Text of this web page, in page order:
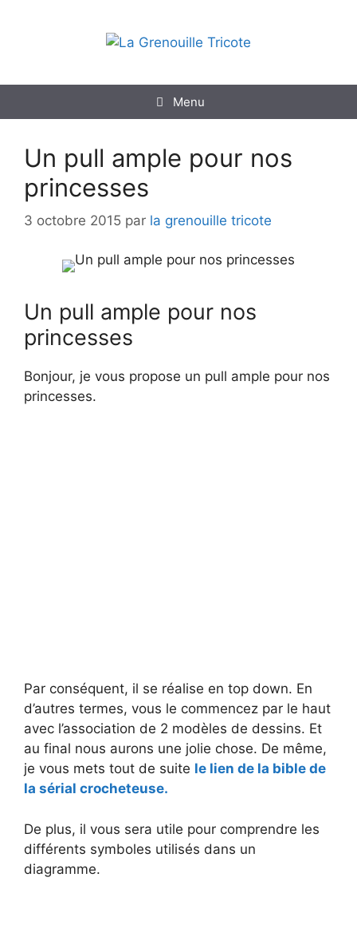
Menu
Un pull ample pour nos
princesses
3 octobre 2015 par la grenouille tricote
Un pull ample pour nos
princesses
Bonjour, je vous propose un pull ample pour nos
princesses.
Par conséquent, il se réalise en top down. En
d’autres termes, vous le commencez par le haut
avec l’association de 2 modèles de dessins. Et
au final nous aurons une jolie chose. De même,
je vous mets tout de suite le lien de la bible de
la sérial crocheteuse.
De plus, il vous sera utile pour comprendre les
différents symboles utilisés dans un
diagramme.